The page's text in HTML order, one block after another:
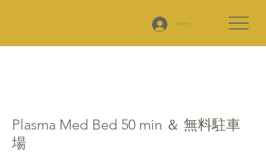
ログイン
Plasma Med Bed 50 min ＆ 無料駐車
場